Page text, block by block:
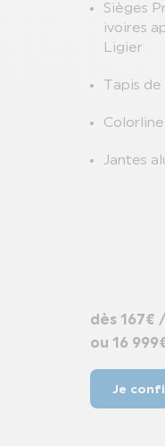
Sièges
ivoires
Ligier
Tapis
Jantes
dès 167€
ou 16
Je